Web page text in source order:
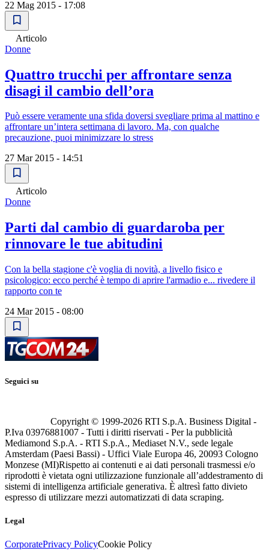
22 Mag 2015 - 17:08
Articolo
Donne
Quattro trucchi per affrontare senza
disagi il cambio dell’ora
Può essere veramente una sfida doversi svegliare prima al mattino e
affrontare un’intera settimana di lavoro. Ma, con qualche
precauzione, puoi minimizzare lo stress
27 Mar 2015 - 14:51
Articolo
Donne
Parti dal cambio di guardaroba per
rinnovare le tue abitudini
Con la bella stagione c'è voglia di novità, a livello fisico e
psicologico: ecco perché è tempo di aprire l'armadio e... rivedere il
rapporto con te
24 Mar 2015 - 08:00
Seguici su
Copyright © 1999-2026 RTI S.p.A. Business Digital -
P.Iva 03976881007 - Tutti i diritti riservati - Per la pubblicità
Mediamond S.p.A. - RTI S.p.A., Mediaset N.V., sede legale
Amsterdam (Paesi Bassi) - Uffici Viale Europa 46, 20093 Cologno
Monzese (MI)Rispetto ai contenuti e ai dati personali trasmessi e/o
riprodotti è vietata ogni utilizzazione funzionale all’addestramento di
sistemi di intelligenza artificiale generativa. È altresì fatto divieto
espresso di utilizzare mezzi automatizzati di data scraping.
Legal
CorporatePrivacy PolicyCookie Policy